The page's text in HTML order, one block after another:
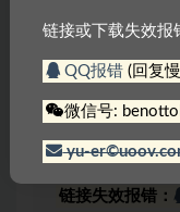
www.yu-er.com
温馨提示1：为
温馨提示2：网
里包含的联系方
链接失效报错：
链接或下载失效报
QQ报错(回复
微信号:
yu-